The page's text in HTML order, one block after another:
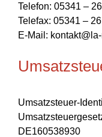
Telefon: 05341 –
Telefax: 05341 –
E-Mail:
Umsatzsteuer-
DE160538930